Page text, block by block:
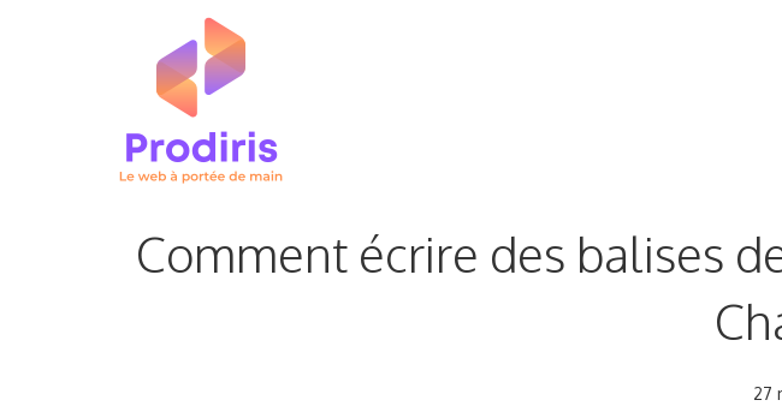
Comment écrire des balises
27